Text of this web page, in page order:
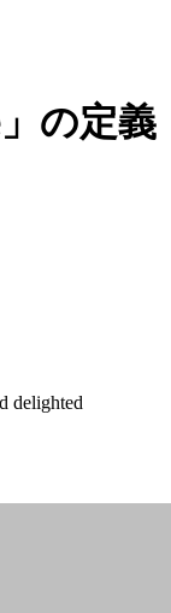
の定義
delighted